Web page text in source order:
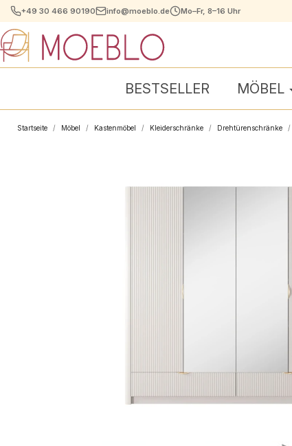
+49 30 466 90190 info@moeblo.de Mo–Fr, 8–16 Uhr
BESTSELLER MÖBEL
Startseite Möbel Kastenmöbel Kleiderschränke Drehtürenschränke